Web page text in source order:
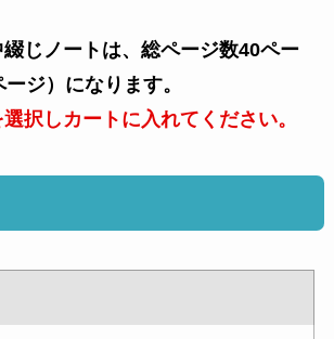
綴じノートは、総ページ数40ペー
ジ）になります。
択しカートに入れてください。